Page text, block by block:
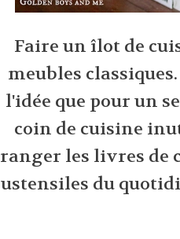
Faire un îlot de
meubles
l'idée que pour un
coin de cuisine
ranger les livres de
ustensiles du